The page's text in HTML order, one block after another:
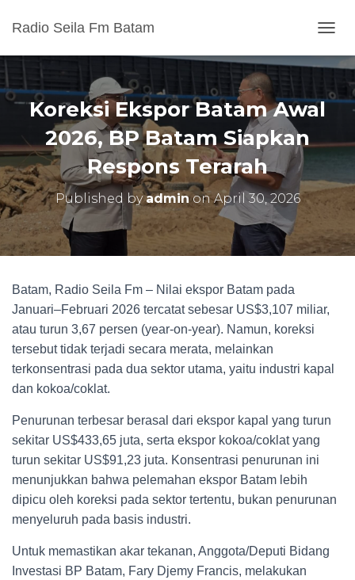
Radio Seila Fm Batam
O
G
L
A
G
A
O
Koreksi Ekspor Batam Awal
2026, BP Batam Siapkan
Respons Terarah
Published byadminonApril 30, 2026
Batam, Radio Seila Fm – Nilai ekspor Batam pada
Januari–Februari 2026 tercatat sebesar US$3,107 miliar,
atau turun 3,67 persen (year-on-year). Namun, koreksi
tersebut tidak terjadi secara merata, melainkan
terkonsentrasi pada dua sektor utama, yaitu industri kapal
dan kokoa/coklat.
Penurunan terbesar berasal dari ekspor kapal yang turun
sekitar US$433,65 juta, serta ekspor kokoa/coklat yang
turun sekitar US$91,23 juta. Konsentrasi penurunan ini
menunjukkan bahwa pelemahan ekspor Batam lebih
dipicu oleh koreksi pada sektor tertentu, bukan penurunan
menyeluruh pada basis industri.
Untuk memastikan akar tekanan, Anggota/Deputi Bidang
Investasi BP Batam, Fary Djemy Francis, melakukan